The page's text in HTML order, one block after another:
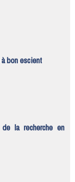
bon escient
la recherche en